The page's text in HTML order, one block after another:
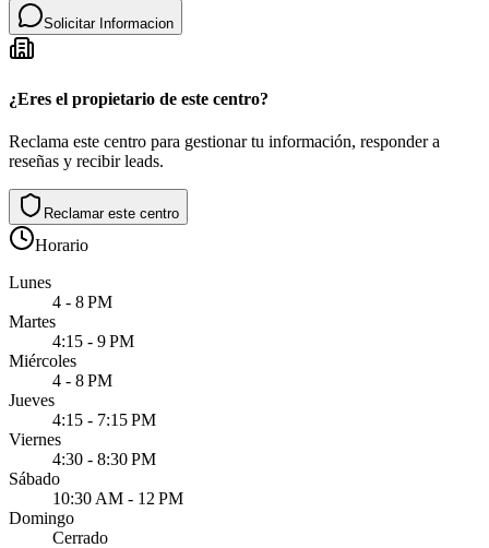
Solicitar Informacion
¿Eres el propietario de este centro?
Reclama este centro para gestionar tu información, responder a
reseñas y recibir leads.
Reclamar este centro
Horario
Lunes
4 - 8 PM
Martes
4:15 - 9 PM
Miércoles
4 - 8 PM
Jueves
4:15 - 7:15 PM
Viernes
4:30 - 8:30 PM
Sábado
10:30 AM - 12 PM
Domingo
Cerrado